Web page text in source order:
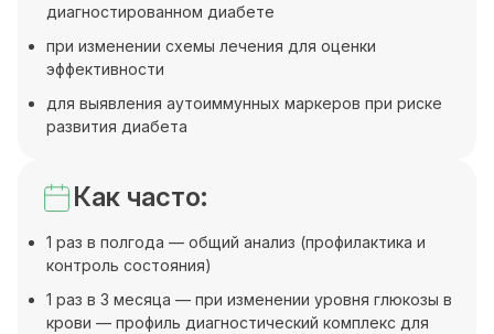
диагностированном диабете
при изменении схемы лечения для оценки
эффективности
для выявления аутоиммунных маркеров при риске
развития диабета
Как часто:
1 раз в полгода — общий анализ (профилактика и
контроль состояния)
1 раз в 3 месяца — при изменении уровня глюкозы в
крови — профиль диагностический комплекс для